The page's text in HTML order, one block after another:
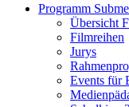
Programm
Übersicht
Filmreihen
Jurys
Events für